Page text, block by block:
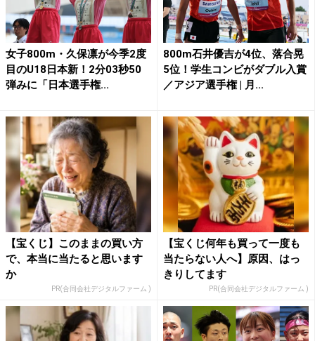
女子800m・久保凛が今季2度
目のU18日本新！2分03秒50
弾みに「日本選手権...
800m石井優吉が4位、落合晃
5位！学生コンビがダブル入賞
／アジア選手権 | 月...
【宝くじ】このままの買い方
で、本当に当たると思います
か
PR(合同会社デジタルファーム )
【宝くじ何年も買って一度も
当たらない人へ】原因、はっ
きりしてます
PR(合同会社デジタルファーム )